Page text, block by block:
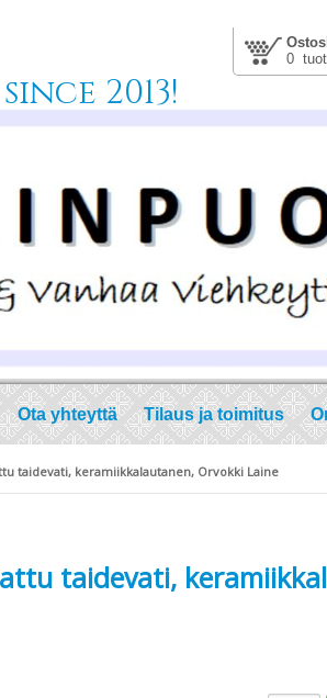
0
2013!
Ota yhteyttä Tilaus ja toimitus
taidevati, keramiikkalautanen, Orvokki Laine
taidevati,